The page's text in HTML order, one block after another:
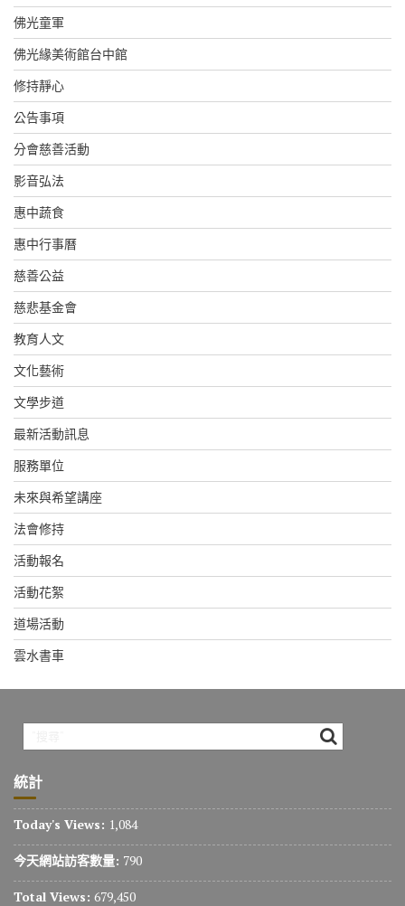
佛光童軍
佛光緣美術館台中館
修持靜心
公告事項
分會慈善活動
影音弘法
惠中蔬食
惠中行事曆
慈善公益
慈悲基金會
教育人文
文化藝術
文學步道
最新活動訊息
服務單位
未來與希望講座
法會修持
活動報名
活動花絮
道場活動
雲水書車
統計
Today's Views: 1,084
今天網站訪客數量: 790
Total Views: 679,450